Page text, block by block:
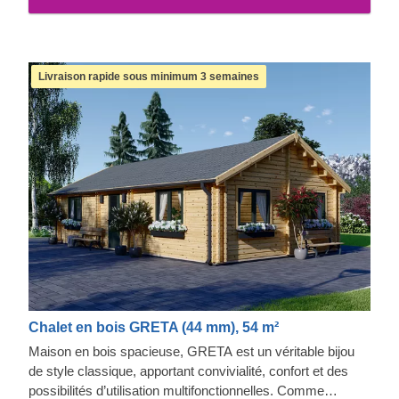
Livraison rapide sous minimum 3 semaines
Chalet en bois GRETA (44 mm), 54 m²
Maison en bois spacieuse, GRETA est un véritable bijou
de style classique, apportant convivialité, confort et des
possibilités d’utilisation multifonctionnelles. Comme